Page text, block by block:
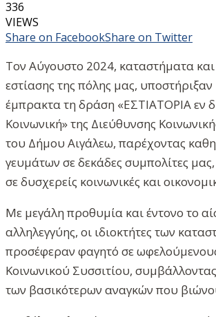
336
VIEWS
Share on FacebookShare on Twitter
Τον Αύγουστο 2024, καταστήματα και
εστίασης της πόλης μας,
έμπρακτα τη δράση «ΕΣΤΙΑΤΟΡΙΑ εν
Κοινωνική» της Διεύθυνσης
του Δήμου Αιγάλεω, παρέχοντας
γευμάτων σε δεκάδες συμπολίτες
σε δυσχερείς κοινωνικές και
Με μεγάλη προθυμία και έντονο το
αλληλεγγύης, οι ιδιοκτήτες των
προσέφεραν φαγητό σε
Κοινωνικού Συσσιτίου,
των βασικότερων αναγκών που